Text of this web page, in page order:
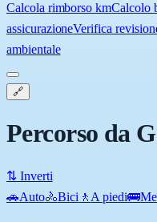
Calcola rimborso kmCalcolo
assicurazioneVerifica
ambientale
🔗
Percorso da
⇅ Inverti
🚗Auto🚴Bici 🚶 A piedi🚌